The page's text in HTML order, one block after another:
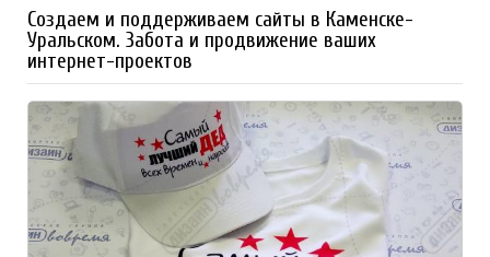
Создаем и поддерживаем сайты в Каменске-
Уральском. Забота и продвижение ваших
интернет-проектов